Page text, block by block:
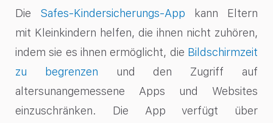
Die Safes-Kindersicherungs-App kann Eltern
mit Kleinkindern helfen, die ihnen nicht zuhören,
indem sie es ihnen ermöglicht, die Bildschirmzeit
zu begrenzen und den Zugriff auf
altersunangemessene Apps und Websites
einzuschränken. Die App verfügt über